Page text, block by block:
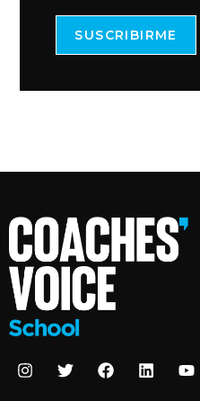
SUSCRIBIRME